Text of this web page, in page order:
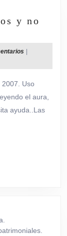
y no
|
2007. Uso
el aura,
ayuda..Las